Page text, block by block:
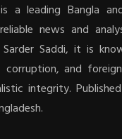
a leading Bangla
news and
Sarder Saddi, it is
and
integrity.